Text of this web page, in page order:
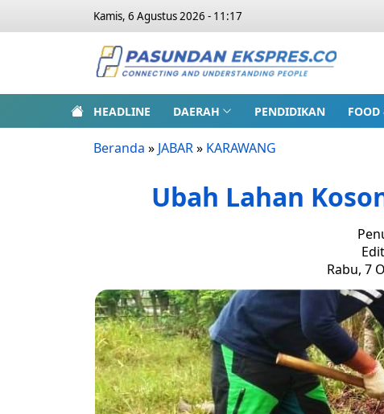
Kamis, 6 Agustus 2026 - 11:17
HEADLINE DAERAH PENDIDIKAN FOOD
Beranda » JABAR» KARAWANG
Ubah Lahan
Rabu, 7